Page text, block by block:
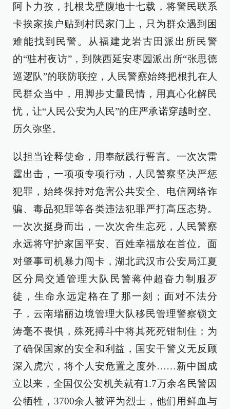
阿卜力孜，扎根戈壁腹地十七载，将警民联系
卡挨家挨户贴到村民家门上，只为群众遇到困
难能找到民警。从福建龙岩古田派出所民警
的“驻村夜访”，到陕西延安枣园派出所“张思德
巡逻队”的联防联控，人民警察始终把根扎在人
民群众当中，用脚步丈量民情，用真心化解民
忧，让“人民公安为人民”的庄严承诺穿越时空、
历久弥坚。
以担当诠释使命，用奉献践行誓言。一次次雷
霆出击，一项项专项行动，人民警察坚决严惩
犯罪，始终保持对危害公共安全、电信网络诈
骗、毒品犯罪等各类违法犯罪严打高压态势。
一次次挺身而出，一次次舍生忘死，人民警察
永远将守护家国平安、百姓幸福放在首位。面
对肇事司机暴力闯卡，湖北武汉市公安局江夏
区分局交通管理大队民警蒋仲超奋力制服歹
徒，生命永远定格在了那一刻；面对不法分
子，云南瑞丽边境管理大队移民管理警察锁文
涛毫不畏惧，殊死搏斗中将其死死钳制住；为
了确保国家的安全和利益，国安干警义无反顾
深入虎穴，将个人安危置之度外……新中国成
立以来，全国仅公安机关就有1.7万余名民警因
公牺牲，3700余人被评为烈士，他们用鲜血与